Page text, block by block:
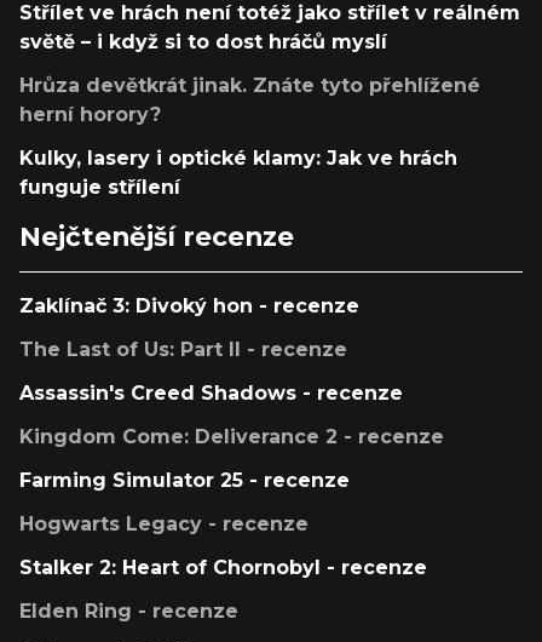
Střílet ve hrách není totéž jako střílet v reálném
světě – i když si to dost hráčů myslí
Hrůza devětkrát jinak. Znáte tyto přehlížené
herní horory?
Kulky, lasery i optické klamy: Jak ve hrách
funguje střílení
Nejčtenější recenze
Zaklínač 3: Divoký hon - recenze
The Last of Us: Part II - recenze
Assassin's Creed Shadows - recenze
Kingdom Come: Deliverance 2 - recenze
Farming Simulator 25 - recenze
Hogwarts Legacy - recenze
Stalker 2: Heart of Chornobyl - recenze
Elden Ring - recenze